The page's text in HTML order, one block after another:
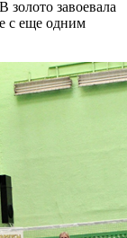
золото завоевала
с еще одним